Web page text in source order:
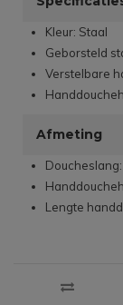
Kleur: Staal
Geborsteld
Verstelbare
Afmeting
Lengte